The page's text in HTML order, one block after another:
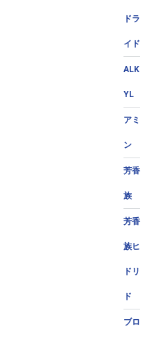
ドラ
イド
ALK
YL
アミ
ン
芳香
族
芳香
族ヒ
ドリ
ド
ブロ